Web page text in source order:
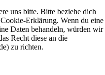
uns bitte. Bitte beziehe dich
Erklärung. Wenn du eine
Daten behandeln, würden wir
Recht diese an die
zu richten.